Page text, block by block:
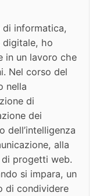
informatica,
digitale, ho
in un lavoro che
Nel corso del
nella
di
dei
dell’intelligenza
alla
progetti web.
si impara, un
di condividere